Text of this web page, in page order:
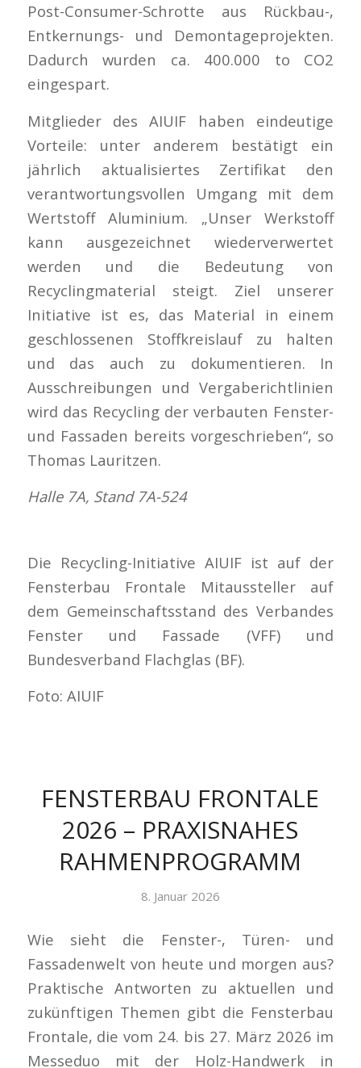
Post-Consumer-Schrotte aus Rückbau-,
Entkernungs- und Demontageprojekten.
Dadurch wurden ca. 400.000 to CO2
eingespart.
Mitglieder des AIUIF haben eindeutige
Vorteile: unter anderem bestätigt ein
jährlich aktualisiertes Zertifikat den
verantwortungsvollen Umgang mit dem
Wertstoff Aluminium. „Unser Werkstoff
kann ausgezeichnet wiederverwertet
werden und die Bedeutung von
Recyclingmaterial steigt. Ziel unserer
Initiative ist es, das Material in einem
geschlossenen Stoffkreislauf zu halten
und das auch zu dokumentieren. In
Ausschreibungen und Vergaberichtlinien
wird das Recycling der verbauten Fenster-
und Fassaden bereits vorgeschrieben“, so
Thomas Lauritzen.
Halle 7A, Stand 7A-524
Die Recycling-Initiative AIUIF ist auf der
Fensterbau Frontale Mitaussteller auf
dem Gemeinschaftsstand des Verbandes
Fenster und Fassade (VFF) und
Bundesverband Flachglas (BF).
Foto: AIUIF
FENSTERBAU FRONTALE
2026 – PRAXISNAHES
RAHMENPROGRAMM
8. Januar 2026
Wie sieht die Fenster-, Türen- und
Fassadenwelt von heute und morgen aus?
Praktische Antworten zu aktuellen und
zukünftigen Themen gibt die Fensterbau
Frontale, die vom 24. bis 27. März 2026 im
Messeduo mit der Holz-Handwerk in